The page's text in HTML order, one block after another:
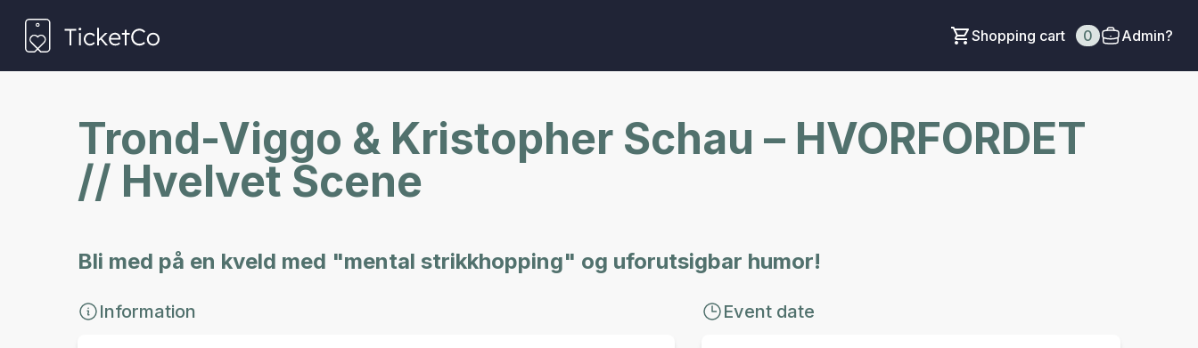
Shopping cart 0 Admin?
Trond-Viggo & Kristopher Schau – HVORFORDET
// Hvelvet Scene
Bli med på en kveld med "mental strikkhopping" og uforutsigbar humor!
Information Event date